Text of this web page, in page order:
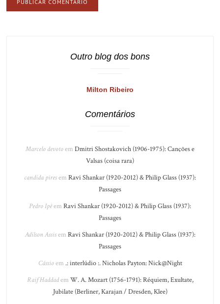
Outro blog dos bons
Milton Ribeiro
Comentários
Marcelo devotoem Dmitri Shostakovich (1906-1975): Canções e
Valsas (coisa rara)
candida piresem Ravi Shankar (1920-2012) & Philip Glass (1937):
Passages
Pedro Ipêem Ravi Shankar (1920-2012) & Philip Glass (1937):
Passages
Adilson Assisem Ravi Shankar (1920-2012) & Philip Glass (1937):
Passages
Cássioem .: interlúdio :. Nicholas Payton: Nick@Night
Raif Haddadem W. A. Mozart (1756-1791): Réquiem, Exultate,
Jubilate (Berliner, Karajan / Dresden, Klee)